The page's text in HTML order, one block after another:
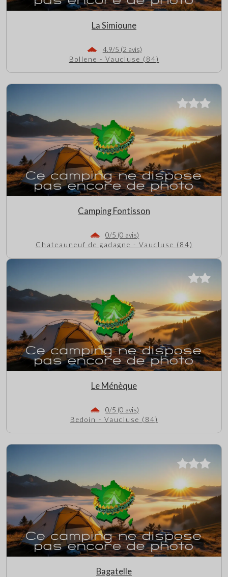
La Simioune
4.9/5 (2 avis)
Bollene - Vaucluse (84)
Camping Fontisson
0/5 (0 avis)
Chateauneuf de gadagne - Vaucluse (84)
Le Ménèque
0/5 (0 avis)
Bedoin - Vaucluse (84)
Bagatelle